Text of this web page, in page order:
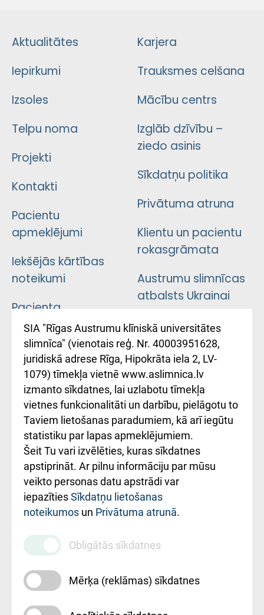
Aktualitātes
Iepirkumi
Izsoles
Telpu noma
Projekti
Kontakti
Pacientu
apmeklējumi
Iekšējās kārtības
noteikumi
Pacienta
atsauksmju/sūdzību
iesniegšanas
kārtība
Kā pie mums nokļūt
Rēķinu apmaksas
ceļvedis
Rekvizīti un
ārstniecības
iestādes kods
010000234
Maksas
pakalpojumu
cenrādis
Karjera
Trauksmes celšana
Mācību centrs
Izglāb dzīvību –
ziedo asinis
Sīkdatņu politika
Privātuma atruna
Klientu un pacientu
rokasgrāmata
Austrumu slimnīcas
atbalsts Ukrainai
Підтримка Східної
лікарні та співпраця з
Україною
SIA "Rīgas Austrumu klīniskā universitātes
slimnīca" (vienotais reģ. Nr. 40003951628,
juridiskā adrese Rīga, Hipokrāta iela 2, LV-
1079) tīmekļa vietnē www.aslimnica.lv
izmanto sīkdatnes, lai uzlabotu tīmekļa
vietnes funkcionalitāti un darbību, pielāgotu to
Taviem lietošanas paradumiem, kā arī iegūtu
statistiku par lapas apmeklējumiem.
Šeit Tu vari izvēlēties, kuras sīkdatnes
apstiprināt. Ar pilnu informāciju par mūsu
veikto personas datu apstrādi var
iepazītiesSīkdatņu lietošanas
noteikumos un Privātuma atrunā.
Obligātās sīkdatnes
Mērķa (reklāmas) sīkdatnes